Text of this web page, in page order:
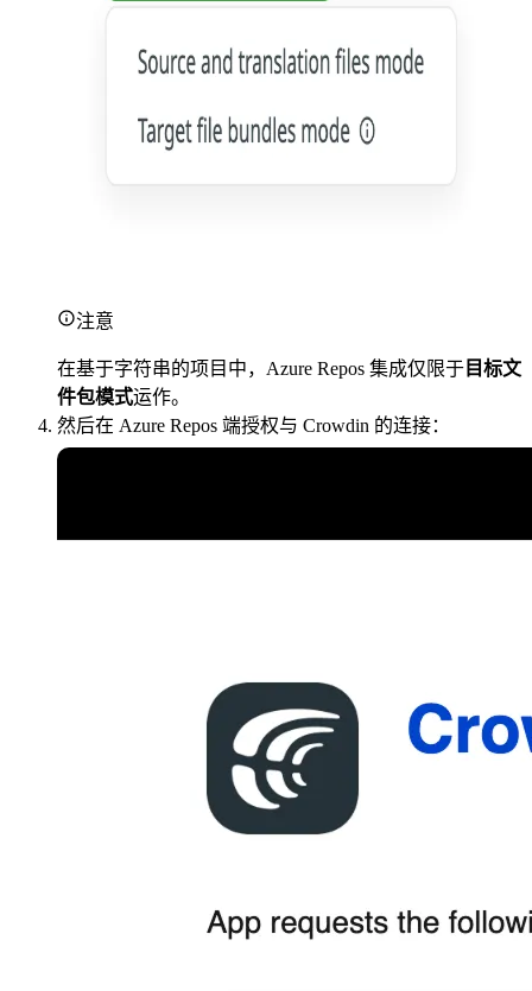
注意
在基于字符串的项目中，Azure Repos 集成仅限于 目标文
件包模式运作。
然后在 Azure Repos 端授权与 Crowdin 的连接：